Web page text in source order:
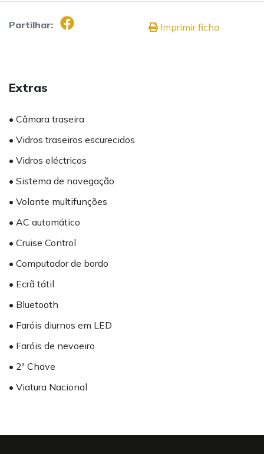
Partilhar: Imprimir ficha
Extras
• Câmara traseira
• Vidros traseiros escurecidos
• Vidros eléctricos
• Sistema de navegação
• Volante multifunções
• AC automático
• Cruise Control
• Computador de bordo
• Ecrã tátil
• Bluetooth
• Faróis diurnos em LED
• Faróis de nevoeiro
• 2ª Chave
• Viatura Nacional